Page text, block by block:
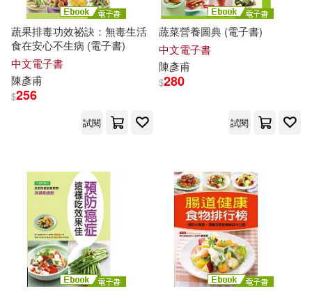
可港澳店取(59)
可新加坡店取(59)
適合平板閱讀(25)
其他 (可複選)
蔬果排毒功效祕訣：無毒生活
食在安心不生病 (電子書)
中文電子書
陳彥甫
$256
試閱
蔬菜營養圖典 (電子書)
中文電子書
陳彥甫
$280
試閱